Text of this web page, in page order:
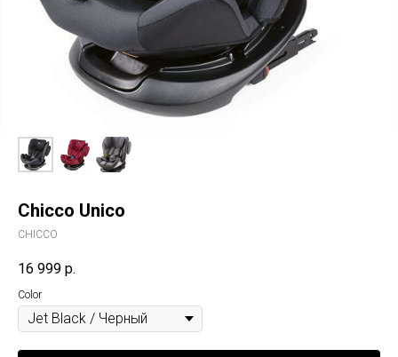
Chicco Unico
CHICCO
16 999 р.
Color